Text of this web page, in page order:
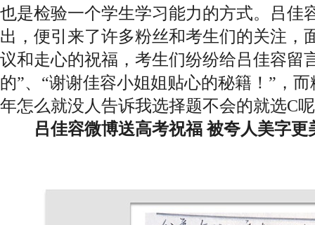
也是检验一个学生学习能力的方式。吕佳
出，便引来了许多粉丝和考生们的关注，
议和走心的祝福，考生们纷纷给吕佳容留
的”、“谢谢佳容小姐姐贴心的秘籍！”，
年怎么就没人告诉我选择题不会的就选C
吕佳容微博送高考祝福 被夸人美字更